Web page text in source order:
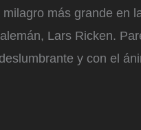
más grande en
Lars Ricken.
y con el